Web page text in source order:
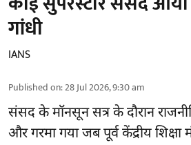
गांधी
IANS
Published on:28 Jul 2026, 9:30 am
संसद के मॉनसून सत्र के दौरान
और गरमा गया जब पूर्व केंद्रीय शिक्षा